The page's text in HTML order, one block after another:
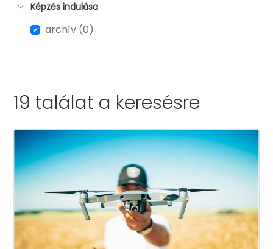
Képzés indulása
archív (0)
19 találat a keresésre